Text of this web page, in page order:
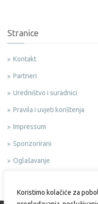
Koristimo kolačiće za
Stranice
Kontakt
Partneri
Uredništvo i suradnici
Pravila i uvjeti korištenja
Impressum
Sponzorirani
Oglašavanje